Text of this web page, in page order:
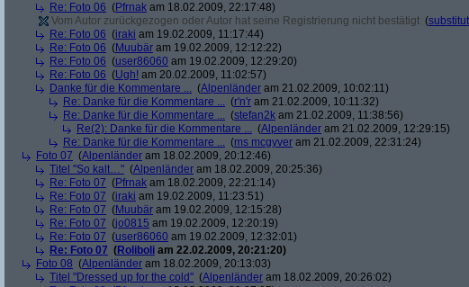
Re: Foto 06 (Pfrnak am 18.02.2009, 22:17:48)
Vom Autor zurückgezogen oder Autor hat seine Registrierung nicht bestätigt (
Re: Foto 06 (iraki am 19.02.2009, 11:17:44)
Re: Foto 06 (Muubär am 19.02.2009, 12:12:22)
Re: Foto 06 (user86060 am 19.02.2009, 12:29:20)
Re: Foto 06 (Ugh! am 20.02.2009, 11:02:57)
Danke für die Kommentare ... (Alpenländer am 21.02.2009, 10:02:11)
Re: Danke für die Kommentare ... (r'n'r am 21.02.2009, 10:11:32)
Re: Danke für die Kommentare ... (stefan2k am 21.02.2009, 11:38:56)
Re(2): Danke für die Kommentare ... (Alpenländer am 21.02.2009, 12:29:15)
Re: Danke für die Kommentare ... (ms mcgyver am 21.02.2009, 22:31:24)
Foto 07 (Alpenländer am 18.02.2009, 20:12:46)
Titel "So kalt…" (Alpenländer am 18.02.2009, 20:25:36)
Re: Foto 07 (Pfrnak am 18.02.2009, 22:21:14)
Re: Foto 07 (iraki am 19.02.2009, 11:23:51)
Re: Foto 07 (Muubär am 19.02.2009, 12:15:28)
Re: Foto 07 (jo0815 am 19.02.2009, 12:20:19)
Re: Foto 07 (user86060 am 19.02.2009, 12:32:01)
Re: Foto 07 (Roliboli am 22.02.2009, 20:21:20)
Foto 08 (Alpenländer am 18.02.2009, 20:13:03)
Titel "Dressed up for the cold" (Alpenländer am 18.02.2009, 20:26:02)